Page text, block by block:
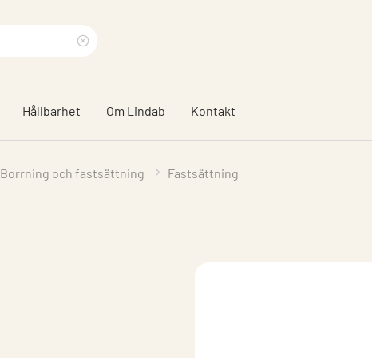
sökfras
Hållbarhet Om Lindab Kontakt
Borrning och fastsättning Fastsättning